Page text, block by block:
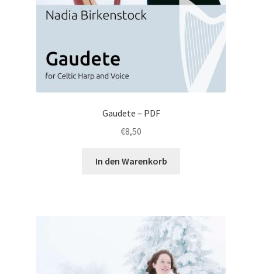
Gaudete – PDF
€8,50
In den Warenkorb